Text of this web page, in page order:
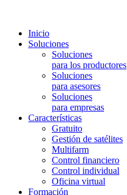
Inicio
Soluciones
Soluciones
para los productores
Soluciones
para asesores
Soluciones
para empresas
Características
Gratuito
Gestión de satélites
Multifarm
Control financiero
Control individual
Oficina virtual
Formación